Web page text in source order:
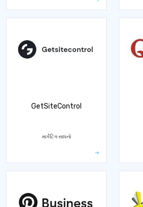
GetSiteControl
માર્કેટિંગ સાધનો